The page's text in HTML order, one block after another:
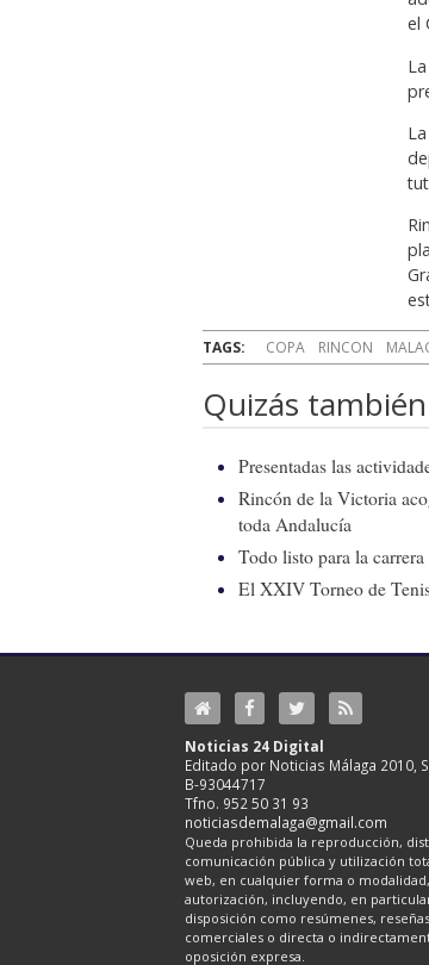
el
TAGS: COPA RINCON
Quizás
Presentadas las
Rincón de la Victoria
toda Andalucía
Todo listo para la
El XXIV Torneo de
Noticias 24 Digital
Editado por Noticias Málaga 2010,
B-93044717
Tfno. 952 50 31 93
noticiasdemalaga@gmail.com
Queda prohibida la reproducción,
comunicación pública y utilización
web, en cualquier forma o
autorización, incluyendo, en
disposición como resúmenes,
comerciales o directa o
oposición expresa.